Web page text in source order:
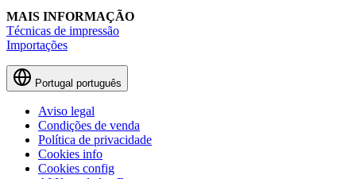
MAIS INFORMAÇÃO
Técnicas de impressão
Importações
Portugal português
Aviso legal
Condições de venda
Política de privacidade
Cookies info
Cookies config